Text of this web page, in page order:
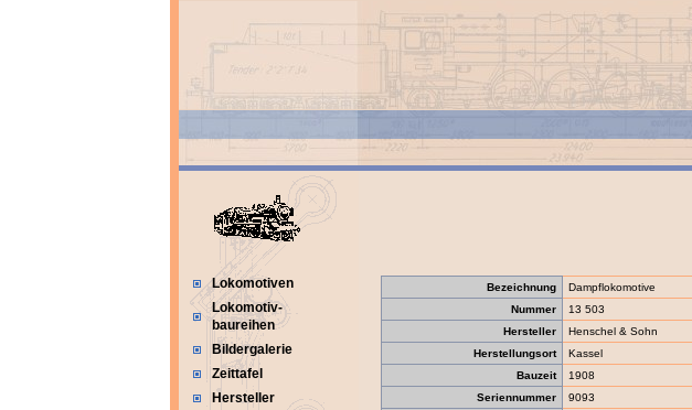
Lokomotiven
Lokomotiv-
baureihen
Bildergalerie
Zeittafel
Hersteller
Bezeichnung
Dampflokomotive
Nummer
13 503
Hersteller
Henschel & Sohn
Herstellungsort
Kassel
Bauzeit
1908
Seriennummer
9093